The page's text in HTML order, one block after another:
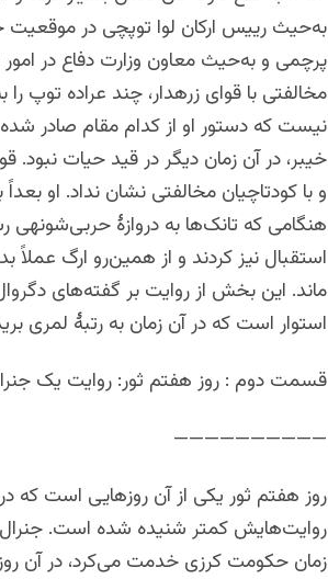
به‌حیث رییس ارکان لوا توپچی در
پرچمی و به‌حیث معاون وزارت دفاع در
مخالفتی با قوای زرهدار، چند عراده توپ
نیست که دستور او از کدام مقام صادر شده
خیبر، در آن زمان دیگر در قید حیات نبود.
و با کودتاچیان مخالفتی نشان نداد. او
هنگامی که تانک‌ها به دروازهٔ حربی‌شونهی
استقبال نیز کردند و از همین‌رو ارگ عملاً
ماند. این بخش از روایت بر گفته‌های
استوار است که در آن زمان به رتبهٔ لمری
قسمت دوم : روز هفتم ثور: روایت یک
——————————
روز هفتم ثور یکی از آن روزهایی است که
روایت‌هایش کمتر شنیده شده است. جنرال
زمان حکومت کرزی خدمت می‌کرد، در آن